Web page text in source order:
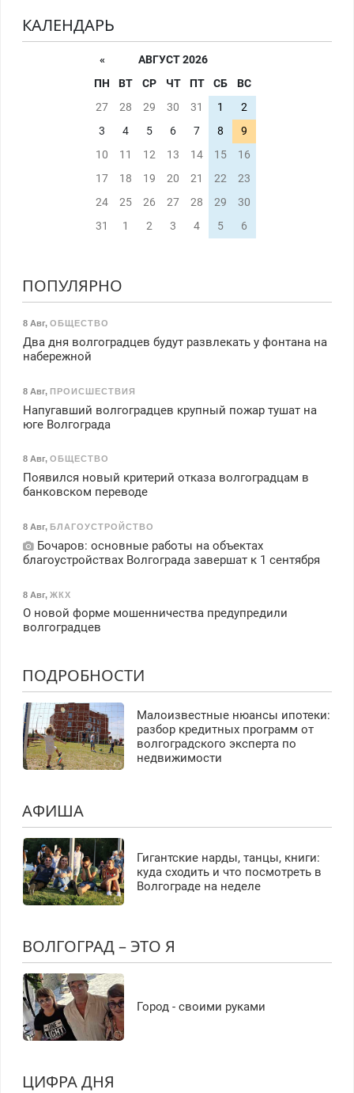
КАЛЕНДАРЬ
«
АВГУСТ 2026
ПН
ВТ СР ЧТ ПТ СБ
ВС
27
28 29 30 31 1
2
3
4 5 6 7 8
9
10
11 12 13 14 15
16
17
18 19 20 21 22
23
24
25 26 27 28 29
30
31
1 2 3 4 5 6
ПОПУЛЯРНО
8 Авг, ОБЩЕСТВО
Два дня волгоградцев будут развлекать у фонтана на
набережной
8 Авг, ПРОИСШЕСТВИЯ
Напугавший волгоградцев крупный пожар тушат на
юге Волгограда
8 Авг, ОБЩЕСТВО
Появился новый критерий отказа волгоградцам в
банковском переводе
8 Авг, БЛАГОУСТРОЙСТВО
Бочаров: основные работы на объектах
благоустройствах Волгограда завершат к 1 сентября
8 Авг, ЖКХ
О новой форме мошенничества предупредили
волгоградцев
ПОДРОБНОСТИ
Малоизвестные нюансы ипотеки:
разбор кредитных программ от
волгоградского эксперта по
недвижимости
АФИША
Гигантские нарды, танцы, книги:
куда сходить и что посмотреть в
Волгограде на неделе
ВОЛГОГРАД – ЭТО Я
Город - своими руками
ЦИФРА ДНЯ